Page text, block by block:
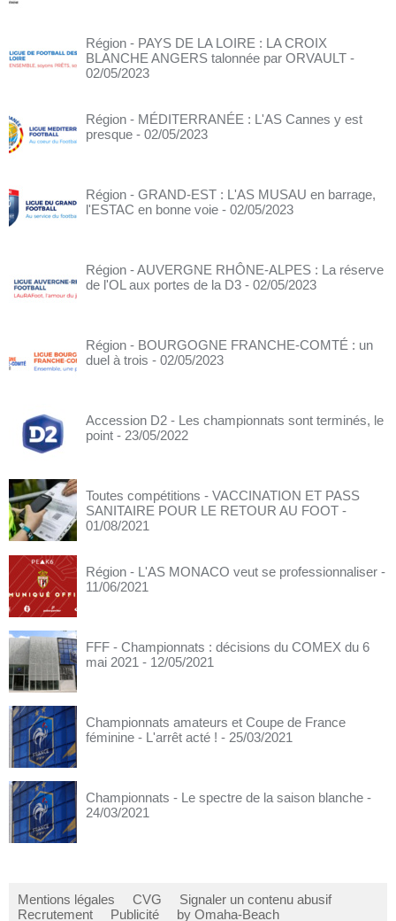
Région - PAYS DE LA LOIRE : LA CROIX
BLANCHE ANGERS talonnée par ORVAULT -
02/05/2023
Région - MÉDITERRANÉE : L'AS Cannes y est
presque - 02/05/2023
Région - GRAND-EST : L'AS MUSAU en barrage,
l'ESTAC en bonne voie - 02/05/2023
Région - AUVERGNE RHÔNE-ALPES : La réserve
de l'OL aux portes de la D3 - 02/05/2023
Région - BOURGOGNE FRANCHE-COMTÉ : un
duel à trois - 02/05/2023
Accession D2 - Les championnats sont terminés, le
point - 23/05/2022
Toutes compétitions - VACCINATION ET PASS
SANITAIRE POUR LE RETOUR AU FOOT -
01/08/2021
Région - L'AS MONACO veut se professionnaliser -
11/06/2021
FFF - Championnats : décisions du COMEX du 6
mai 2021 - 12/05/2021
Championnats amateurs et Coupe de France
féminine - L'arrêt acté ! - 25/03/2021
Championnats - Le spectre de la saison blanche -
24/03/2021
Mentions légales CVG
Signaler un contenu abusif
Recrutement
Publicité by Omaha-Beach